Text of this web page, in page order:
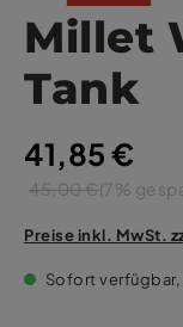
Millet
Tank
41,85 €
45,00 €(7%
Preise inkl. MwSt.
Sofort verfügbar,